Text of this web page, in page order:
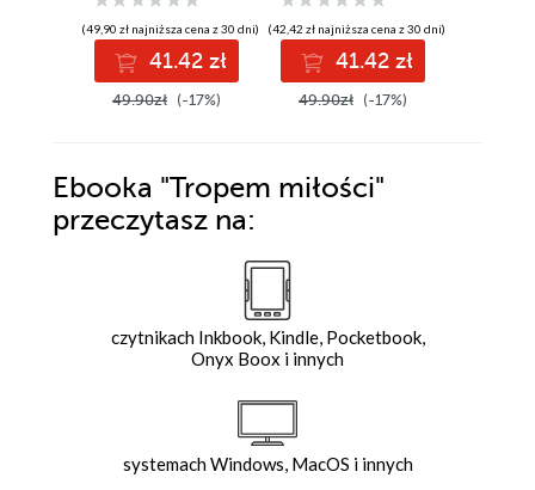
(49,90 zł najniższa cena z 30 dni)
41.42 zł
49.90zł (-17%)
(42,42 zł najniższa cena z 30 dni)
41.42 zł
49.90zł (-17%)
Ebooka "Tropem miłości"
przeczytasz na:
czytnikach Inkbook, Kindle, Pocketbook,
Onyx Boox i innych
systemach Windows, MacOS i innych